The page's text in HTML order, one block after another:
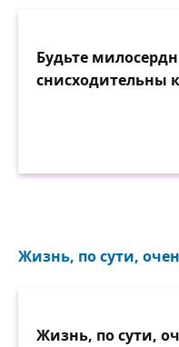
Будьте
снисходительны
Жизнь, по сути,
Жизнь, по сути,